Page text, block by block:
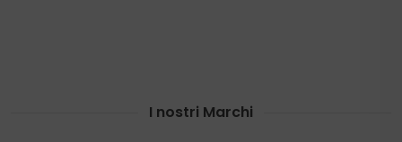
I nostri Marchi